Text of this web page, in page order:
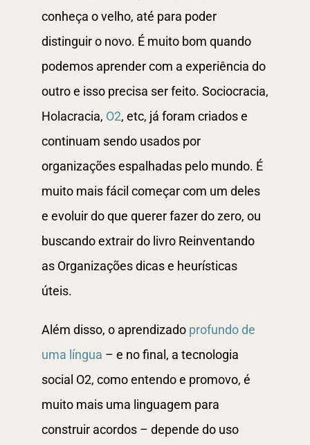
conheça o velho, até para poder
distinguir o novo. É muito bom quando
podemos aprender com a experiência do
outro e isso precisa ser feito. Sociocracia,
Holacracia, O2, etc, já foram criados e
continuam sendo usados por
organizações espalhadas pelo mundo. É
muito mais fácil começar com um deles
e evoluir do que querer fazer do zero, ou
buscando extrair do livro Reinventando
as Organizações dicas e heurísticas
úteis.
Além disso, o aprendizado profundo de
uma língua – e no final, a tecnologia
social O2, como entendo e promovo, é
muito mais uma linguagem para
construir acordos – depende do uso